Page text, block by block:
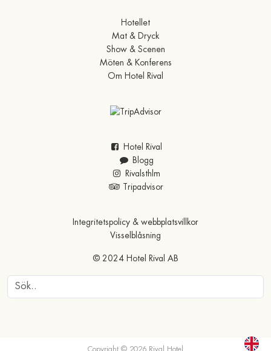
HITTA HIT
PRESS
ARBETA PÅ RIVAL
Hotellet
Mat & Dryck
Show & Scenen
Möten & Konferens
Om Hotel Rival
Hotel Rival
Blogg
Rivalsthlm
Tripadvisor
Integritetspolicy & webbplatsvillkor
Visselblåsning
© 2024 Hotel Rival AB
Copyright © 2026 Rival Hotel